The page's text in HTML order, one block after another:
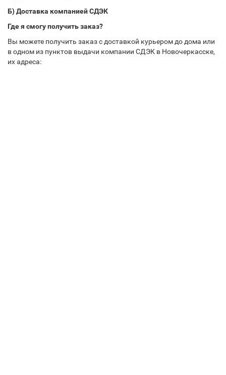
Б) Доставка компанией СДЭК
Где я смогу получить заказ?
Вы можете получить заказ с доставкой курьером до дома или
в одном из пунктов выдачи компании СДЭК в Новочеркасске,
их адреса: